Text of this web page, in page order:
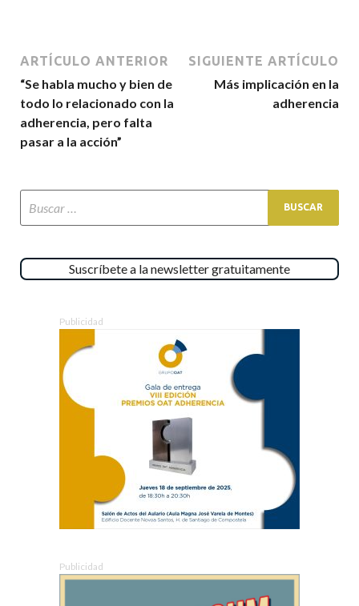
ARTÍCULO ANTERIOR
“Se habla mucho y bien de
todo lo relacionado con la
adherencia, pero falta
pasar a la acción”
SIGUIENTE ARTÍCULO
Más implicación en la
adherencia
Suscríbete a la newsletter gratuitamente
Publicidad
Publicidad